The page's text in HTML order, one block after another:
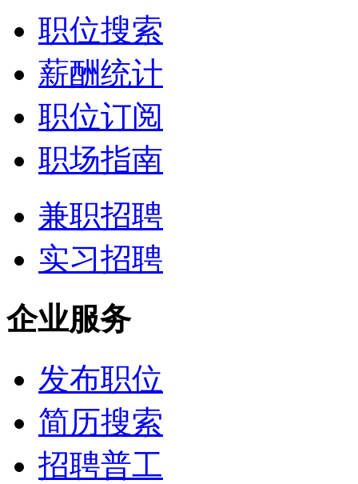
职位搜索
薪酬统计
职位订阅
职场指南
兼职招聘
实习招聘
企业服务
发布职位
简历搜索
招聘普工